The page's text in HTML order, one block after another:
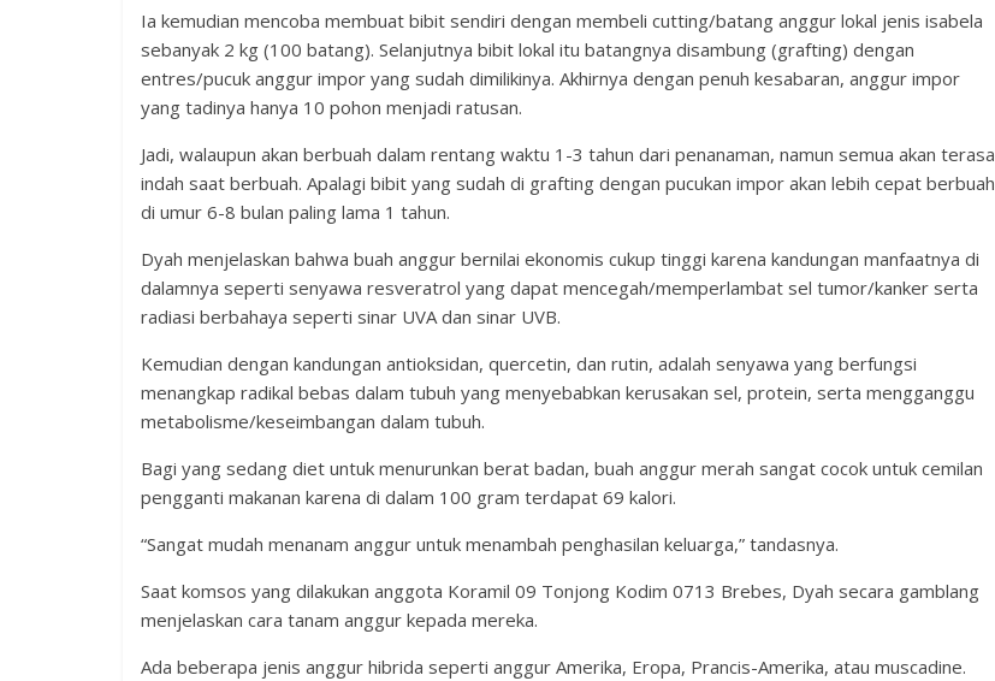
Ia kemudian mencoba membuat bibit sendiri dengan membeli cutting/batang anggur lokal jenis isabela
sebanyak 2 kg (100 batang). Selanjutnya bibit lokal itu batangnya disambung (grafting) dengan
entres/pucuk anggur impor yang sudah dimilikinya. Akhirnya dengan penuh kesabaran, anggur impor
yang tadinya hanya 10 pohon menjadi ratusan.
Jadi, walaupun akan berbuah dalam rentang waktu 1-3 tahun dari penanaman, namun semua akan terasa
indah saat berbuah. Apalagi bibit yang sudah di grafting dengan pucukan impor akan lebih cepat berbuah
di umur 6-8 bulan paling lama 1 tahun.
Dyah menjelaskan bahwa buah anggur bernilai ekonomis cukup tinggi karena kandungan manfaatnya di
dalamnya seperti senyawa resveratrol yang dapat mencegah/memperlambat sel tumor/kanker serta
radiasi berbahaya seperti sinar UVA dan sinar UVB.
Kemudian dengan kandungan antioksidan, quercetin, dan rutin, adalah senyawa yang berfungsi
menangkap radikal bebas dalam tubuh yang menyebabkan kerusakan sel, protein, serta mengganggu
metabolisme/keseimbangan dalam tubuh.
Bagi yang sedang diet untuk menurunkan berat badan, buah anggur merah sangat cocok untuk cemilan
pengganti makanan karena di dalam 100 gram terdapat 69 kalori.
“Sangat mudah menanam anggur untuk menambah penghasilan keluarga,” tandasnya.
Saat komsos yang dilakukan anggota Koramil 09 Tonjong Kodim 0713 Brebes, Dyah secara gamblang
menjelaskan cara tanam anggur kepada mereka.
Ada beberapa jenis anggur hibrida seperti anggur Amerika, Eropa, Prancis-Amerika, atau muscadine.